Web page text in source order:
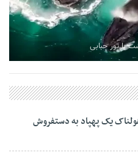
با تور حبابی
یک پهپاد به دستفروش